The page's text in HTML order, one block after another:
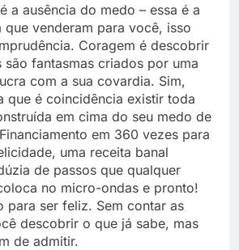
a ausência do medo – essa é a
que venderam para você, isso
Coragem é descobrir
são fantasmas criados por uma
com a sua covardia. Sim,
que é coincidência existir toda
em cima do seu medo de
em 360 vezes para
uma receita banal
de passos que qualquer
no micro-ondas e pronto!
para ser feliz. Sem contar as
descobrir o que já sabe, mas
de admitir.